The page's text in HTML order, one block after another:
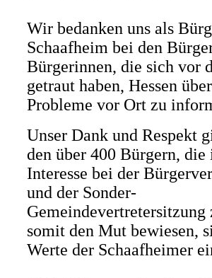
Wir bedanken uns als
Schaafheim bei den
Bürgerinnen, die sich vor
getraut haben, Hessen
Probleme vor Ort zu
Unser Dank und Respekt
den über 400 Bürgern, die
Interesse bei der
und der Sonder-
Gemeindevertretersitzung
somit den Mut bewiesen,
Werte der Schaafheimer